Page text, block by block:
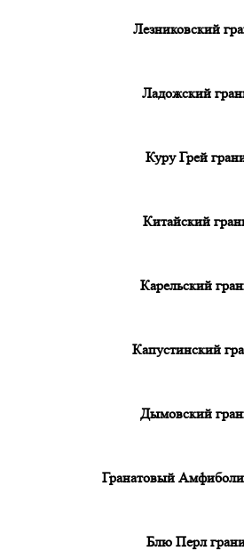
Лезниковский
Ладожский
Куру Грей
Китайский
Карельский
Капустинский
Дымовский
Гранатовый
Блю Перл